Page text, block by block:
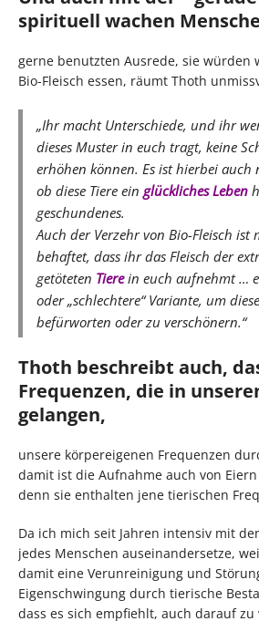
spirituell wachen
gerne benutzten Ausrede, sie würden
Bio-Fleisch essen, räumt Thoth
„Ihr macht Unterschiede, und ihr
dieses Muster in euch tragt, keine
erhöhen können. Es ist hierbei auch
ob diese Tiere ein glückliches Leben
geschundenes.
Auch der Verzehr von Bio-Fleisch ist
behaftet, dass ihr das Fleisch der
getöteten Tierein euch aufnehmt …
oder „schlechtere“ Variante, um
befürworten oder zu verschönern.“
Thoth beschreibt auch,
Frequenzen, die in
gelangen,
unsere körpereigenen Frequenzen
damit ist die Aufnahme auch von
denn sie enthalten jene tierischen
Da ich mich seit Jahren intensiv mit
jedes Menschen auseinandersetze,
damit eine Verunreinigung und
Eigenschwingung durch tierische
dass es sich empfiehlt, auch darauf zu